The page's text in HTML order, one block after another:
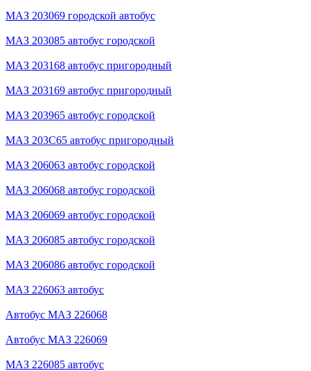
МАЗ 203069 городской автобус
МАЗ 203085 автобус городской
МАЗ 203168 автобус пригородный
МАЗ 203169 автобус пригородный
МАЗ 203965 автобус городской
МАЗ 203С65 автобус пригородный
МАЗ 206063 автобус городской
МАЗ 206068 автобус городской
МАЗ 206069 автобус городской
МАЗ 206085 автобус городской
МАЗ 206086 автобус городской
МАЗ 226063 автобус
Автобус МАЗ 226068
Автобус МАЗ 226069
МАЗ 226085 автобус